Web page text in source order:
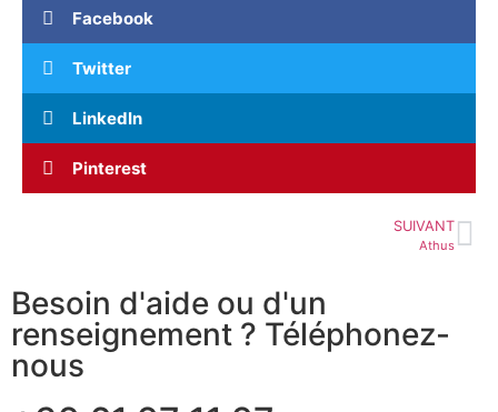
Facebook
Twitter
LinkedIn
Pinterest
SUIVANT
Athus
Besoin d'aide ou d'un
renseignement ? Téléphonez-
nous